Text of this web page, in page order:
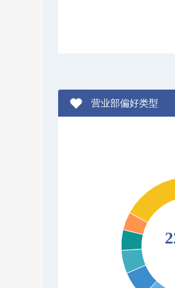
营业部偏好类型